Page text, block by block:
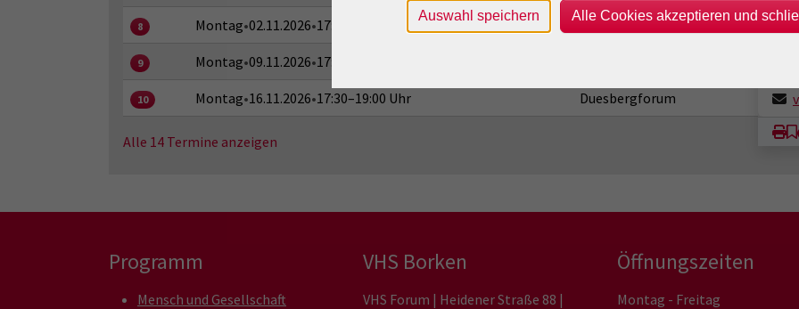
8 Montag•02.11.2026•17:30–19:00 Uhr Duesbergforum
9 Montag•09.11.2026•17:30–19:00 Uhr
10 Montag•16.11.2026•17:30–19:00 Uhr Duesbergforum
Alle 14 Termine anzeigen
Programm
Mensch und Gesellschaft
VHS Borken
VHS Forum | Heidener Straße 88 |
Öffnungszeiten
Montag - Freitag
Auswahl speichern Alle Cookies akzeptieren und